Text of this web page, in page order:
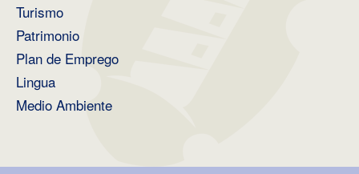
Turismo
Patrimonio
Plan de Emprego
Lingua
Medio Ambiente